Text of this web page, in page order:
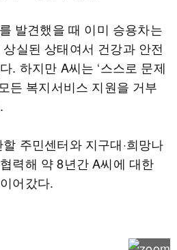
발견했을 때 이미 승용차는
실된 상태여서 건강과 안전
. 하지만 A씨는 ‘스스로 문제
든 복지서비스 지원을 거부
주민센터와 지구대·희망나
력해 약 8년간 A씨에 대한
어갔다.